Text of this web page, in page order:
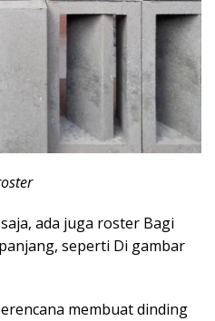
ada juga roster Bagi
seperti Di gambar
membuat dinding